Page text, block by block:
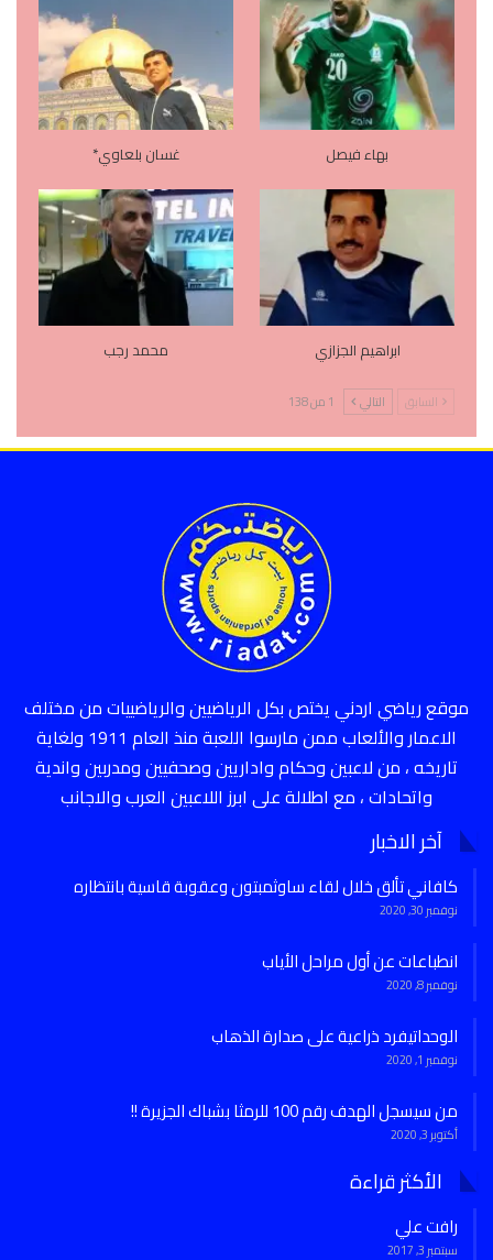
بهاء فيصل غسان بلعاوي*
ابراهيم الجزازي محمد رجب
السابق التالي 1 من 138
موقع رياضي اردني يختص بكل الرياضيين والرياضييات من مختلف
الاعمار والألعاب ممن مارسوا اللعبة منذ العام 1911 ولغاية
تاريخه ، من لاعبين وحكام واداريين وصحفيين ومدربين واندية
واتحادات ، مع اطلالة على ابرز اللاعبين العرب والاجانب
آخر الاخبار
كافاني تألق خلال لقاء ساوثمبتون وعقوبة قاسية بانتظاره
نوفمبر 30, 2020
انطباعات عن أول مراحل الأياب
نوفمبر 8, 2020
الوحداتيفرد ذراعية على صدارة الذهاب
نوفمبر 1, 2020
من سيسجل الهدف رقم 100 للرمثا بشباك الجزيرة !!
أكتوبر 3, 2020
الأكثر قراءة
رافت علي
سبتمبر 3, 2017